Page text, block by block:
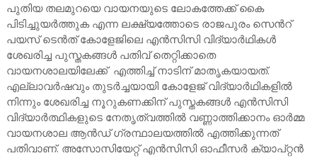
പുതിയ തലമുറയെ വായനയുടെ ലോകത്തേക്ക് കൈ
പിടിച്ചുയർത്തുക എന്ന ലക്ഷ്യത്തോടെ രാജപുരം സെൻറ്
പയസ് ടെൻത് കോളേജിലെ എൻസിസി വിദ്യാർഥികൾ
ശേഖരിച്ച പുസ്തകങ്ങൾ പതിവ് തെറ്റിക്കാതെ
വായനശാലയിലേക്ക് എത്തിച്ച് നാടിന് മാതൃകയായത്.
എല്ലാവർഷവും തുടർച്ചയായി കോളേജ് വിദ്യാർഥികളിൽ
നിന്നും ശേഖരിച്ച നൂറുകണക്കിന് പുസ്തകങ്ങൾ എൻസിസി
വിദ്യാർത്ഥികളുടെ നേതൃത്വത്തിൽ വണ്ണാത്തിക്കാനം ഓർമ്മ
വായനശാല ആൻഡ് ഗ്രന്ഥാലയത്തിൽ എത്തിക്കുന്നത്
പതിവാണ്. അസോസിയേറ്റ് എൻസിസി ഓഫീസർ ക്യാപ്റ്റൻ